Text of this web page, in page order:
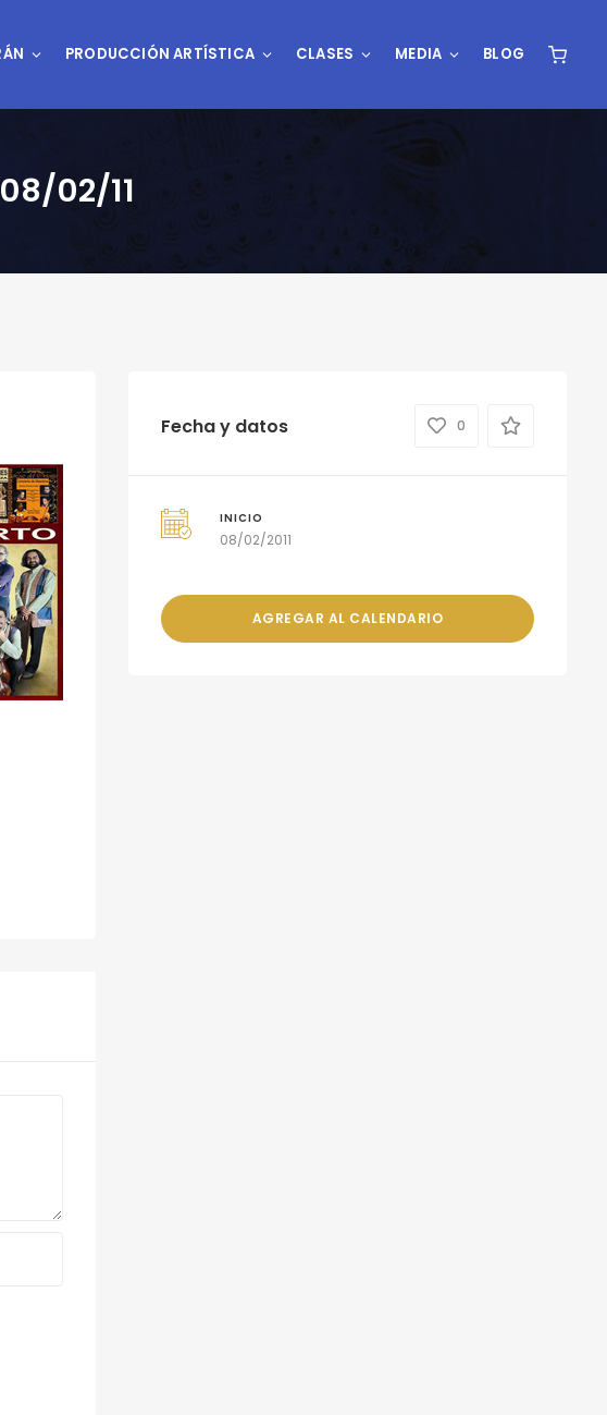
PRODUCCIÓN ARTÍSTICA CLASES MEDIA BLOG
02/11
Fecha y datos 0
INICIO
08/02/2011
AGREGAR AL CALENDARIO